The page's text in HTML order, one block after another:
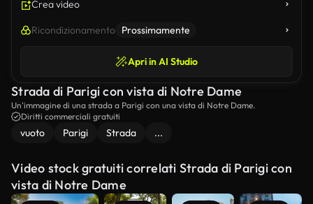
Crea video
Ricondizionamento Prossimamente
Apri in AI Studio
Strada di Parigi con vista di Notre Dame
Un'immagine di una strada a Parigi con una vista di Notre Dame.
Diritti commerciali gratuiti
vuoto Parigi Strada ...
Video stock gratuiti correlati Strada di Parigi con
vista di Notre Dame